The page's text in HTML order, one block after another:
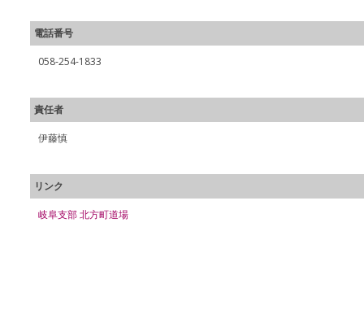
電話番号
058-254-1833
責任者
伊藤慎
リンク
岐阜支部 北方町道場